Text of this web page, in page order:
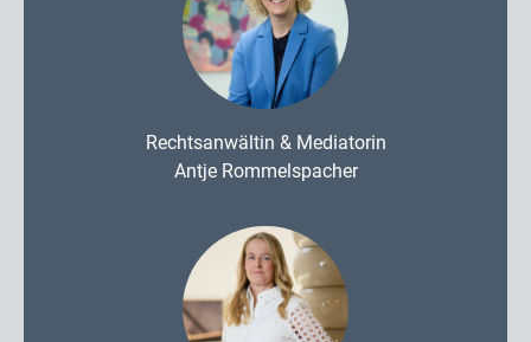
Rechtsanwältin & Mediatorin
Antje Rommelspacher